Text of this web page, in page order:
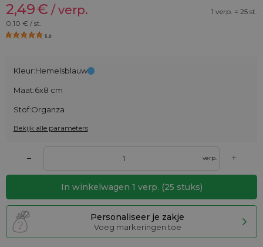
2,49€ / verp.
1 verp. = 25 st.
0,10 € / st.
5.0
Kleur:Hemelsblauw
Maat:6x8 cm
Stof:Organza
Bekijk alle parameters
– verp. +
In winkelwagen 1 verp. (25 stuks)
Personaliseer je zakje
Voeg markeringen toe